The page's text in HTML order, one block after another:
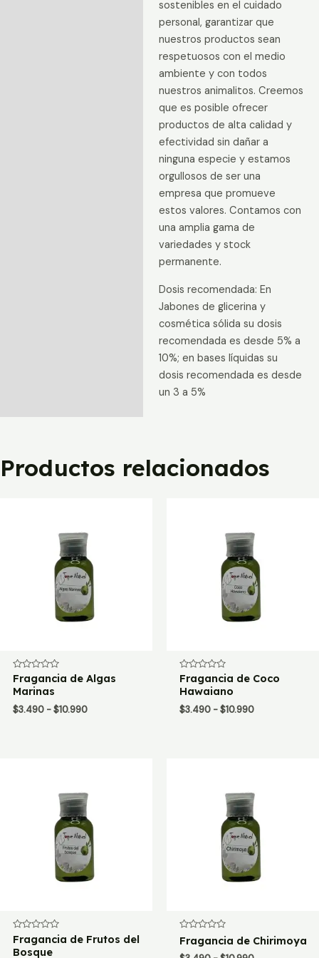
sostenibles en el cuidado
personal, garantizar que
nuestros productos sean
respetuosos con el medio
ambiente y con todos
nuestros animalitos. Creemos
que es posible ofrecer
productos de alta calidad y
efectividad sin dañar a
ninguna especie y estamos
orgullosos de ser una
empresa que promueve
estos valores. Contamos con
una amplia gama de
variedades y stock
permanente.
Dosis recomendada: En
Jabones de glicerina y
cosmética sólida su dosis
recomendada es desde 5% a
10%; en bases líquidas su
dosis recomendada es desde
un 3 a 5%
Productos relacionados
Valorado
con
0
5
Fragancia de Algas
Marinas
$3.490 - $10.990Rango
Valorado
con
0
5
Fragancia de Coco
Hawaiano
$3.490 - $10.990Rango
Valorado
con
0
Fragancia de Frutos del
Bosque
Valorado
con
0
Fragancia de Chirimoya